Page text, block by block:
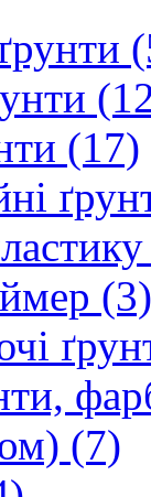
(17)
(3)
(7)